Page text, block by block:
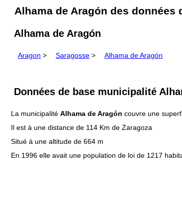
Alhama de Aragón des données
Alhama de Aragón
Aragon > Saragosse > Alhama de Aragón
Données de base municipalité
La municipalité Alhama de Aragón couvre une
Il est à une distance de 114 Km de Zaragoza
Situé à une altitude de 664 m
En 1996 elle avait une population de loi de 1217